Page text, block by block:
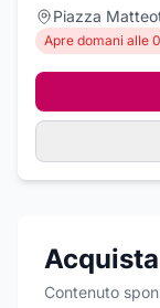
Piazza
Apre domani alle
Contenuto